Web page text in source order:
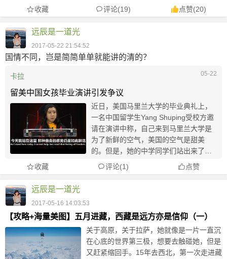
赞林寺的话，可以从香格里拉县城乘3路公
交，终点站为松赞林寺，票价...
收藏 评论(19) 点赞(20)
远辰是一道光
2017-05-22 21:54:52
国情不同，岂是简简单单就能讲的清的？
卡拉
留美中国女孩毕业演讲引发争议
近日，美国马里兰大学的毕业典礼上，
一名中国留学生Yang Shuping受校方邀
请在演讲中称，自己来到马里兰大学是
为了新鲜的空气，美国的空气是甜美
的。但是，她的中学同学们站出来了，
说她是在云南昆明长大的。很多网友想
问问她，是马里兰大学的空气新鲜，还
05-22
收藏 评论(1) 点赞
远辰是一道光
2017-05-16 14:03:53
【攻略+海量美图】五月进藏，西藏是远方亦是信仰（一）
关于高原，关于拉萨，她就像是一片一直沉
在心底的世界第三极，想要去触碰她，但是
又赶紧缩回手。15年去西北，第一次走进藏